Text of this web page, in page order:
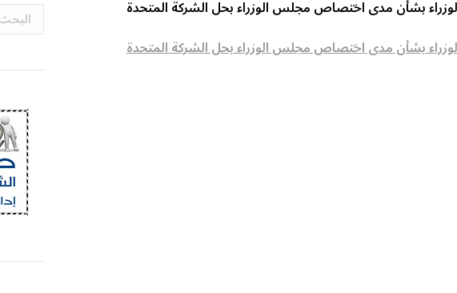
الوزراء بشأن مدى اختصاص مجلس الوزراء بحل الشركة المتحدة
الوزراء بشأن مدى اختصاص مجلس الوزراء بحل الشركة المتحدة
Search: